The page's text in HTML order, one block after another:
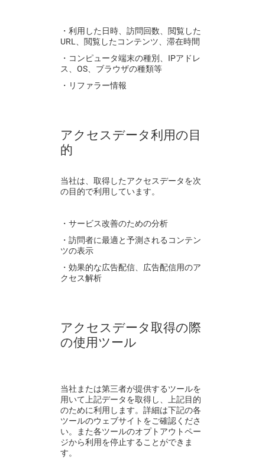
・利用した日時、訪問回数、閲覧した
URL、閲覧したコンテンツ、滞在時間
・コンピュータ端末の種別、IPアドレ
ス、 OS、ブラウザの種類等
・リファラー情報
アクセスデータ利用の目
的
当社は、取得したアクセスデータを次
の目的で利用しています。
・サービス改善のための分析
・訪問者に最適と予測されるコンテン
ツの表示
・効果的な広告配信、広告配信用のア
クセス解析
アクセスデータ取得の際
の使用ツール
当社または第三者が提供するツールを
用いて上記データを取得し、上記目的
のために利用します。詳細は下記の各
ツールのウェブサイトをご確認くださ
い。また各ツールのオプトアウトペー
ジから利用を停止することができま
す。